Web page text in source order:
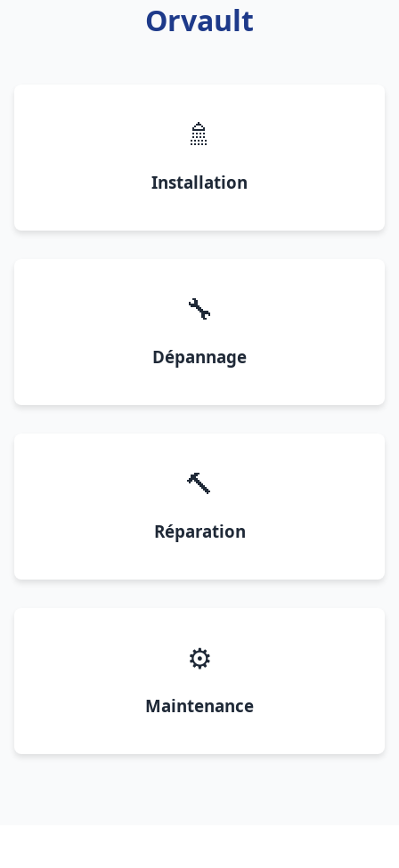
Orvault
🚿
Installation
🔧
Dépannage
🔨
Réparation
⚙️
Maintenance